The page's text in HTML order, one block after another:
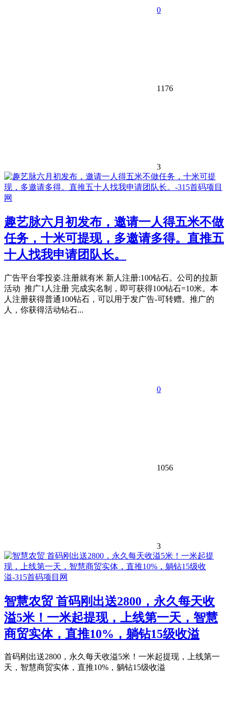
0
1176
3
趣艺脉六月初发布，邀请一人得五米不做
任务，十米可提现，多邀请多得。​直推五
十人找我申请团队长。
广告平台零投姿.注册就有米 新人注册:100钻石。公司的拉新
活动 推广1人注册 完成实名制，即可获得100钻石=10米。本
人注册获得普通100钻石，可以用于发广告-可转赠。推广的
人，你获得活动钻石...
0
1056
3
智慧农贸 首码刚出送2800，永久每天收
溢5米！一米起提现，上线第一天，智慧
商贸实体，直推10%，躺钻15级收溢
首码刚出送2800，永久每天收溢5米！一米起提现，上线第一
天，智慧商贸实体，直推10%，躺钻15级收溢